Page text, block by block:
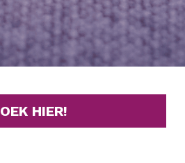
HIER!